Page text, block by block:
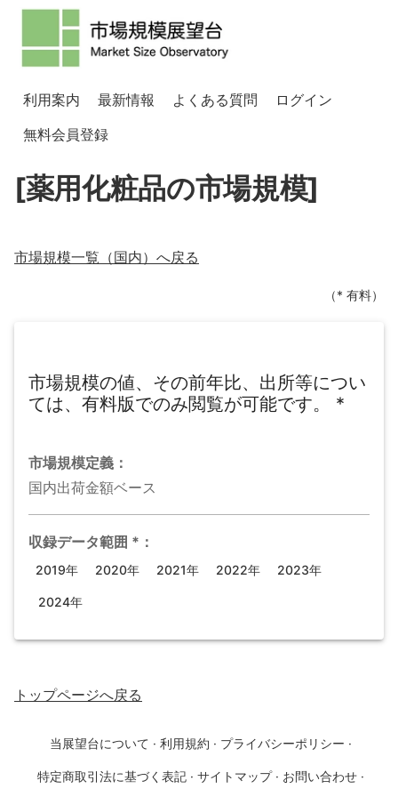
利用案内 最新情報 よくある質問
ログイン
無料会員登録
[薬用化粧品の市場規模]
市場規模一覧（国内）へ戻る
（* 有料）
市場規模の値、その前年比、出所等につい
ては、有料版でのみ閲覧が可能です。
*
市場規模定義：
国内出荷金額ベース
収録データ範囲 * ：
2019年 2020年 2021年 2022年 2023年
2024年
トップページへ戻る
当展望台について · 利用規約 · プライバシーポリシー ·
特定商取引法に基づく表記 · サイトマップ · お問い合わせ ·